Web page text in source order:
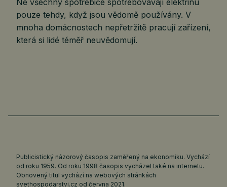
pouze tehdy, když jsou vědomě používány. V
mnoha domácnostech nepřetržitě pracují zařízení,
která si lidé téměř neuvědomují.
Publicistický názorový časopis zaměřený na ekonomiku. Vychází
od roku 1959. Od roku 1998 časopis vycházel také na internetu.
Obnovený titul vychází na webových stránkách
svethospodarstvi.cz od června 2021.